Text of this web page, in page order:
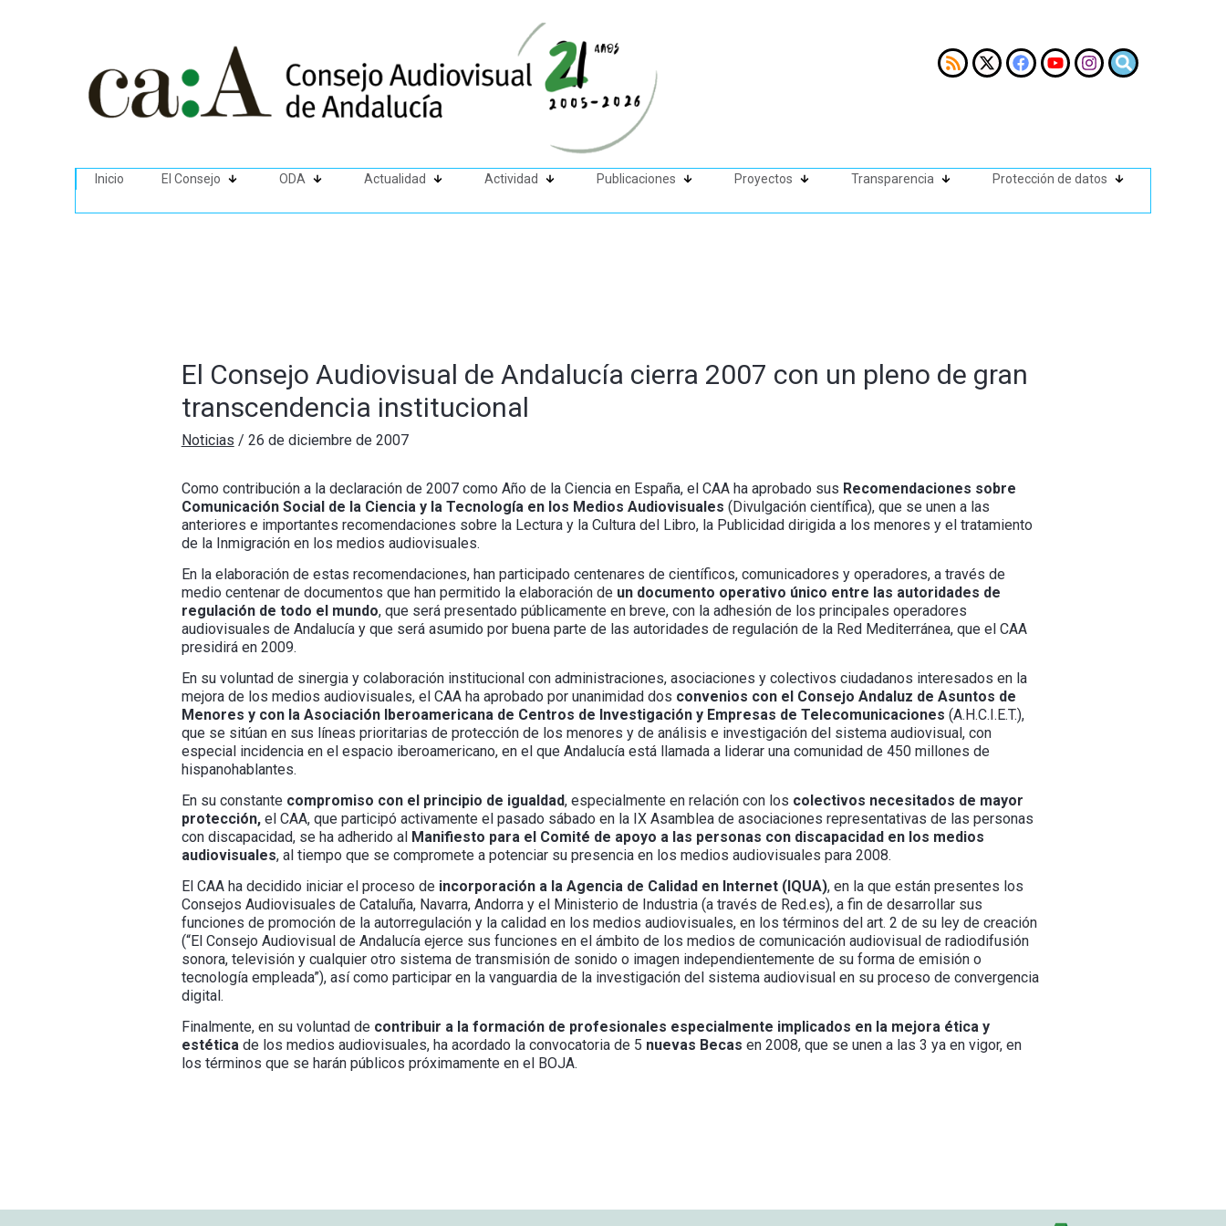
Inicio El Consejo ODA Actualidad Actividad Publicaciones Proyectos Transparencia Protección de datos
El Consejo Audiovisual de Andalucía cierra 2007 con un pleno de gran
transcendencia institucional
Noticias / 26 de diciembre de 2007
Como contribución a la declaración de 2007 como Año de la Ciencia en España, el CAA ha aprobado sus Recomendaciones sobre
Comunicación Social de la Ciencia y la Tecnología en los Medios Audiovisuales (Divulgación científica), que se unen a las
anteriores e importantes recomendaciones sobre la Lectura y la Cultura del Libro, la Publicidad dirigida a los menores y el tratamiento
de la Inmigración en los medios audiovisuales.
En la elaboración de estas recomendaciones, han participado centenares de científicos, comunicadores y operadores, a través de
medio centenar de documentos que han permitido la elaboración de un documento operativo único entre las autoridades de
regulación de todo el mundo, que será presentado públicamente en breve, con la adhesión de los principales operadores
audiovisuales de Andalucía y que será asumido por buena parte de las autoridades de regulación de la Red Mediterránea, que el CAA
presidirá en 2009.
En su voluntad de sinergia y colaboración institucional con administraciones, asociaciones y colectivos ciudadanos interesados en la
mejora de los medios audiovisuales, el CAA ha aprobado por unanimidad dos convenios con el Consejo Andaluz de Asuntos de
Menores y con la Asociación Iberoamericana de Centros de Investigación y Empresas de Telecomunicaciones (A.H.C.I.E.T.),
que se sitúan en sus líneas prioritarias de protección de los menores y de análisis e investigación del sistema audiovisual, con
especial incidencia en el espacio iberoamericano, en el que Andalucía está llamada a liderar una comunidad de 450 millones de
hispanohablantes.
En su constante compromiso con el principio de igualdad, especialmente en relación con los colectivos necesitados de mayor
protección,el CAA, que participó activamente el pasado sábado en la IX Asamblea de asociaciones representativas de las personas
con discapacidad, se ha adherido al Manifiesto para el Comité de apoyo a las personas con discapacidad en los medios
audiovisuales, al tiempo que se compromete a potenciar su presencia en los medios audiovisuales para 2008.
El CAA ha decidido iniciar el proceso de incorporación a la Agencia de Calidad en Internet (IQUA), en la que están presentes los
Consejos Audiovisuales de Cataluña, Navarra, Andorra y el Ministerio de Industria (a través de Red.es), a fin de desarrollar sus
funciones de promoción de la autorregulación y la calidad en los medios audiovisuales, en los términos del art. 2 de su ley de creación
(“El Consejo Audiovisual de Andalucía ejerce sus funciones en el ámbito de los medios de comunicación audiovisual de radiodifusión
sonora, televisión y cualquier otro sistema de transmisión de sonido o imagen independientemente de su forma de emisión o
tecnología empleada”), así como participar en la vanguardia de la investigación del sistema audiovisual en su proceso de convergencia
digital.
Finalmente, en su voluntad de contribuir a la formación de profesionales especialmente implicados en la mejora ética y
estéticade los medios audiovisuales, ha acordado la convocatoria de 5 nuevas Becas en 2008, que se unen a las 3 ya en vigor, en
los términos que se harán públicos próximamente en el BOJA.